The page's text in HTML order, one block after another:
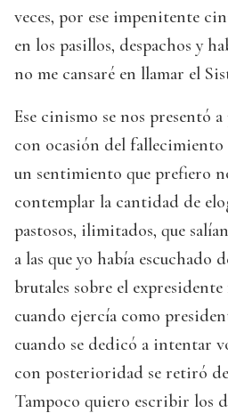
veces, por ese impenitente
en los pasillos, despachos y
no me cansaré en llamar el
Ese cinismo se nos presentó
con ocasión del fallecimiento
un sentimiento que prefiero
contemplar la cantidad de
pastosos, ilimitados, que
a las que yo había escuchado
brutales sobre el
cuando ejercía como
cuando se dedicó a intentar
con posterioridad se retiró
Tampoco quiero escribir los